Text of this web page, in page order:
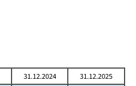
31.12.2024 31.12.2025